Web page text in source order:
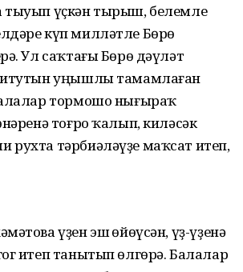
тыуып үҫкән тырыш, белемле
күп милләтле Бөрө
Ул саҡтағы Бөрө дәүләт
уңышлы тамамлаған
тормошо нығыраҡ
тоғро ҡалып, киләсәк
тәрбиәләүҙе маҡсат итеп,
үҙен эш һөйөүсән, үҙ-үҙенә
итеп танытып өлгөрә. Балалар